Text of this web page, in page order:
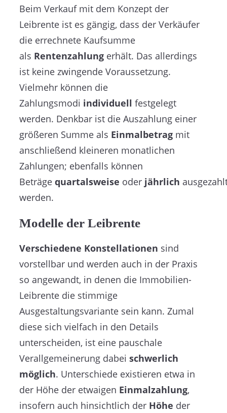
Beim Verkauf mit dem Konzept der
Leibrente ist es gängig, dass der Verkäufer
die errechnete Kaufsumme
als Rentenzahlung erhält. Das allerdings
ist keine zwingende Voraussetzung.
Vielmehr können die
Zahlungsmodi individuell festgelegt
werden. Denkbar ist die Auszahlung einer
größeren Summe als Einmalbetrag mit
anschließend kleineren monatlichen
Zahlungen; ebenfalls können
Beträge quartalsweise oder jährlich
werden.
Modelle der Leibrente
Verschiedene Konstellationen sind
vorstellbar und werden auch in der Praxis
so angewandt, in denen die Immobilien-
Leibrente die stimmige
Ausgestaltungsvariante sein kann. Zumal
diese sich vielfach in den Details
unterscheiden, ist eine pauschale
Verallgemeinerung dabei schwerlich
möglich. Unterschiede existieren etwa in
der Höhe der etwaigen Einmalzahlung,
insofern auch hinsichtlich der Höhe der